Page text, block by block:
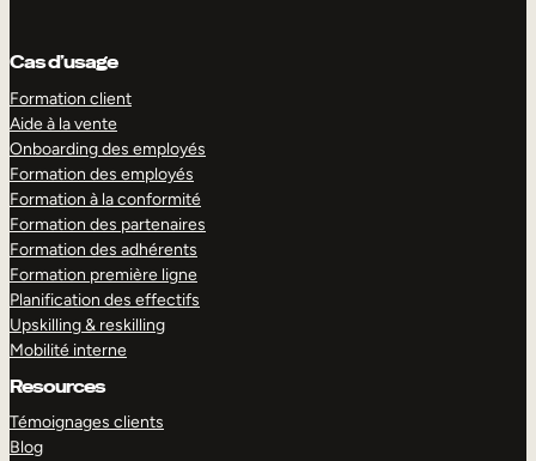
Cas d’usage
Formation client
Aide à la vente
Onboarding des employés
Formation des employés
Formation à la conformité
Formation des partenaires
Formation des adhérents
Formation première ligne
Planification des effectifs
Upskilling & reskilling
Mobilité interne
Resources
Témoignages clients
Blog